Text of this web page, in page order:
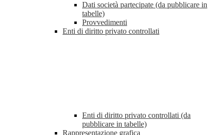
Dati società partecipate (da pubblicare in
tabelle)
Provvedimenti
Enti di diritto privato controllati
Enti di diritto privato controllati (da
pubblicare in tabelle)
Rappresentazione grafica